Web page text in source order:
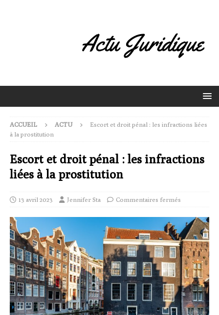
ACCUEIL ACTU
Escort et droit pénal : les infractions liées
à la prostitution
Escort et droit pénal : les infractions
liées à la prostitution
13 avril 2023 Jennifer Sta Commentaires fermés